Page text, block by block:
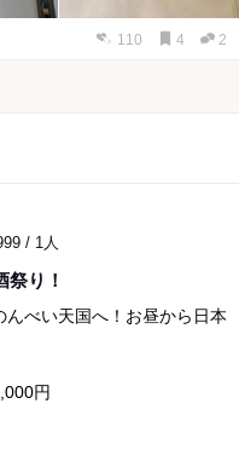
110 4 2
/ 1人
り！
べい天国へ！お昼から日本
円